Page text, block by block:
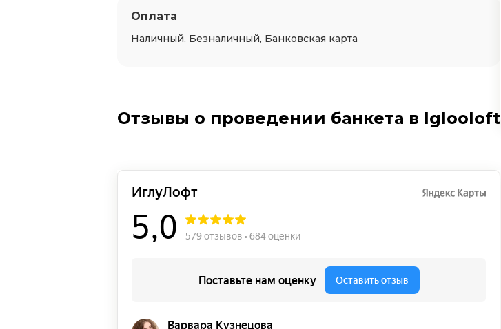
Оплата
Наличный, Безналичный, Банковская карта
Отзывы о проведении банкета в Iglooloft